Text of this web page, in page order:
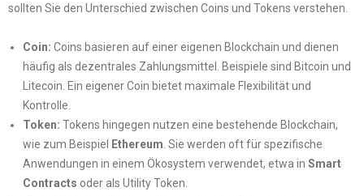
sollten Sie den Unterschied zwischen Coins und Tokens verstehen.
Coin: Coins basieren auf einer eigenen Blockchain und dienen
häufig als dezentrales Zahlungsmittel. Beispiele sind Bitcoin und
Litecoin. Ein eigener Coin bietet maximale Flexibilität und
Kontrolle.
Token: Tokens hingegen nutzen eine bestehende Blockchain,
wie zum Beispiel
Ethereum . Sie werden oft für spezifische
Anwendungen in einem Ökosystem verwendet, etwa in Smart
Contracts oder als Utility Token.